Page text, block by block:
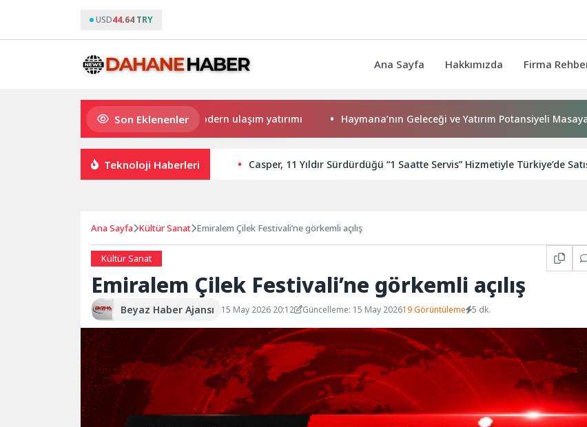
USD44.64 TRY
Ana Sayfa Hakkımızda Firma
Son Eklenenler
Büyükşehir’den Darıca’ya modern ulaşım yatırımı Haymana’nın Geleceği ve Yatırım Potansiyeli Masaya Yatırıldı
Teknoloji Haberleri Casper, 11 Yıldır Sürdürdüğü “1 Saatte Servis” Hizmetiyle Türkiye’de
Ana Sayfa Kültür Sanat Emiralem Çilek Festivali’ne görkemli açılış
Kültür Sanat
Emiralem Çilek Festivali’ne görkemli açılış
Beyaz Haber Ajansı 15 May 2026 20:12 Güncelleme: 15 May 202619 Görüntüleme 5 dk.